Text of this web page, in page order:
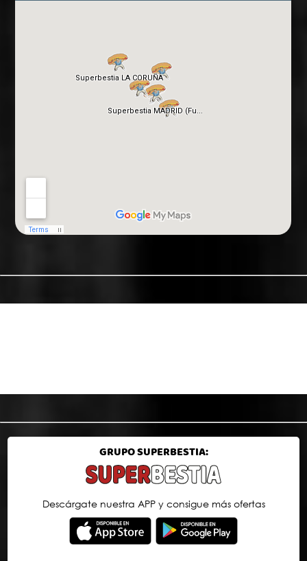
GRUPO SUPERBESTIA:
Descárgate nuestra APP y consigue más ofertas